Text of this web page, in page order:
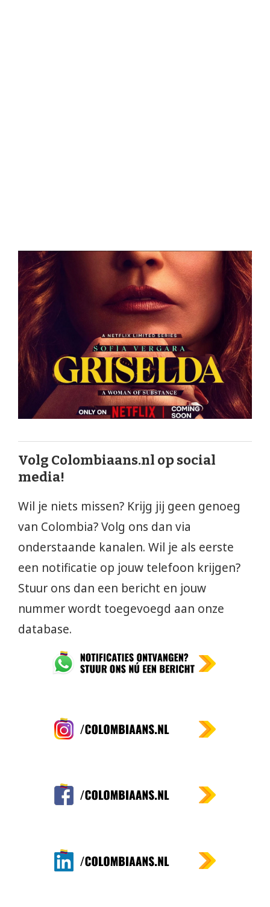
Volg Colombiaans.nl op social
media!
Wil je niets missen? Krijg jij geen genoeg
van Colombia? Volg ons dan via
onderstaande kanalen. Wil je als eerste
een notificatie op jouw telefoon krijgen?
Stuur ons dan een bericht en jouw
nummer wordt toegevoegd aan onze
database.